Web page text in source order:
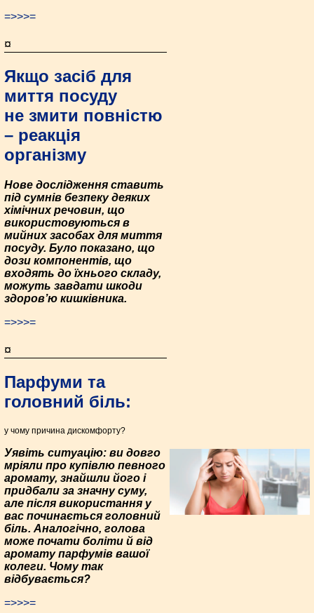
=>>>=
¤
Якщо засіб для
миття посуду
не змити повністю
– реакція
організму
Нове дослідження ставить
під сумнів безпеку деяких
хімічних речовин, що
використовуються в
мийних засобах для миття
посуду. Було показано, що
дози компонентів, що
входять до їхнього складу,
можуть завдати шкоди
здоров’ю кишківника.
=>>>=
¤
Парфуми та
головний біль:
у чому причина дискомфорту?
Уявіть ситуацію: ви довго
мріяли про купівлю певного
аромату, знайшли його і
придбали за значну суму,
але після використання у
вас починається головний
біль. Аналогічно, голова
може почати боліти й від
аромату парфумів вашої
колеги. Чому так
відбувається?
=>>>=